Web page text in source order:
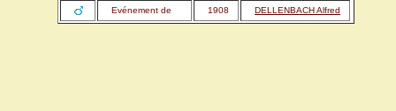
Evénement de 1908 DELLENBACH Alfred